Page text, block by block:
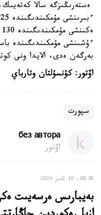
ەستەرىڭىزگە سالا
بەرگەن ەدى، الايدا ونى
اۆتور: كۇنسۇلتان وتارباي
سپورت
без автора
اۆتور
08:38, 10 تامىز 2026
بەيبارىس ەرسەيىت